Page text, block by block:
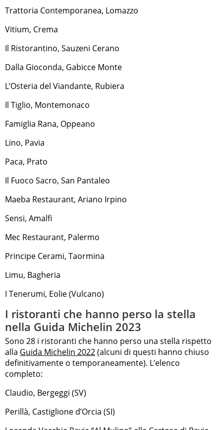
Trattoria Contemporanea, Lomazzo
Vitium, Crema
Il Ristorantino, Sauzeni Cerano
Dalla Gioconda, Gabicce Monte
L’Osteria del Viandante, Rubiera
Il Tiglio, Montemonaco
Famiglia Rana, Oppeano
Lino, Pavia
Paca, Prato
Il Fuoco Sacro, San Pantaleo
Maeba Restaurant, Ariano Irpino
Sensi, Amalfi
Mec Restaurant, Palermo
Principe Cerami, Taormina
Limu, Bagheria
I Tenerumi, Eolie (Vulcano)
I ristoranti che hanno perso la stella
nella Guida Michelin 2023
Sono 28 i ristoranti che hanno perso una stella rispetto
alla Guida Michelin 2022(alcuni di questi hanno chiuso
definitivamente o temporaneamente). L’elenco
completo:
Claudio, Bergeggi (SV)
Perillà, Castiglione d’Orcia (SI)